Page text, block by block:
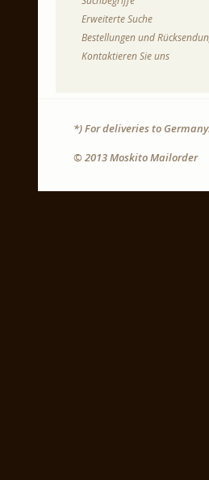
Erweiterte Suche
Bestellungen und
Kontaktieren Sie uns
*) For deliveries to
© 2013 Moskito Mailorder